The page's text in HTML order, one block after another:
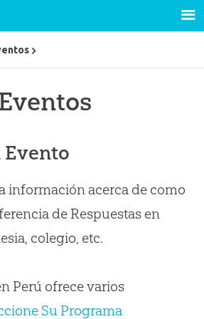
información acerca de como
de Respuestas en
colegio, etc.
Perú ofrece varios
Su Programa